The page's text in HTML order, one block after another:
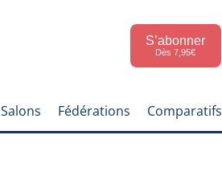
S’abonner
Dès 7,95€
Salons Fédérations Comparatifs